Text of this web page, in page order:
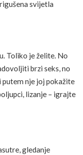
svijetla
Toliko je želite. No
brzi seks, no
putem nje joj pokažite
lizanje – igrajte
gledanje